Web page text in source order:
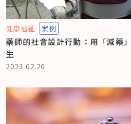
健康福祉 案例
藥師的社會設計行動：用「減藥
生
2023.02.20